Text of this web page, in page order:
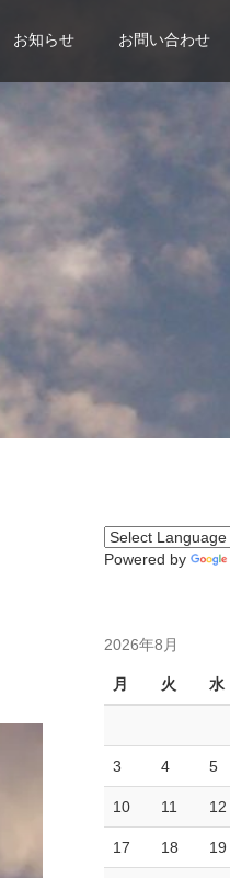
お知らせ お問い合わせ
Powered by
2026年8月
月 火 水
3 4 5
10 11 12
17 18 19